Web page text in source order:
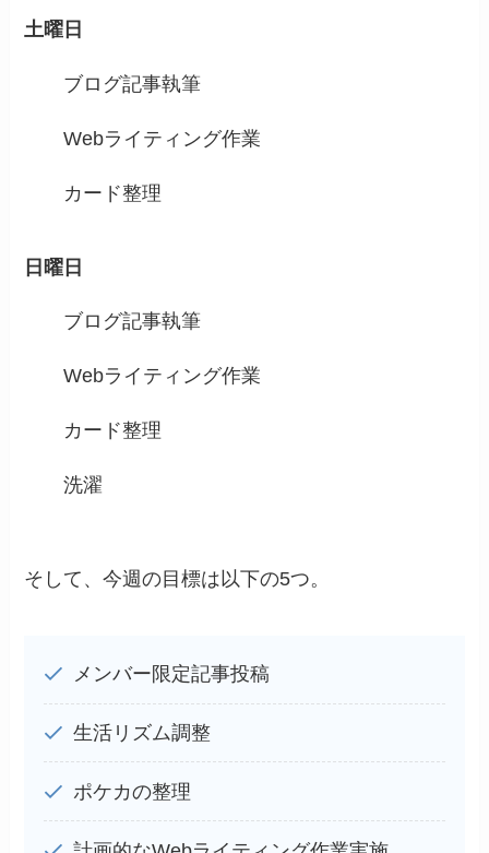
土曜日
ブログ記事執筆
Webライティング作業
カード整理
日曜日
ブログ記事執筆
Webライティング作業
カード整理
洗濯
そして、今週の目標は以下の5つ。
メンバー限定記事投稿
生活リズム調整
ポケカの整理